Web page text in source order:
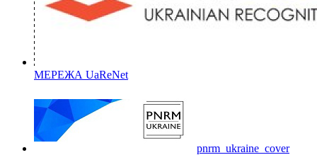
МЕРЕЖА UaReNet
pnrm_ukraine_cover